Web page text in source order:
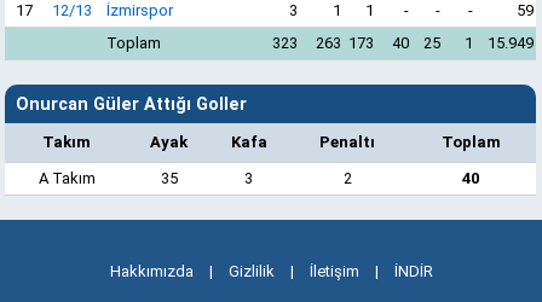
17
12/13 İzmirspor 3 1 1 - - -
59
Toplam
323 263 173 40 25 1 15.949
Onurcan Güler Attığı Goller
Takım Ayak Kafa Penaltı
Toplam
A Takım
35 3 2 40
Hakkımızda | Gizlilik | İletişim | İNDİR